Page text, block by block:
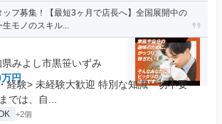
ッフ募集！【最短3ヶ月で店長へ】全国展開中の
モノのスキル...
みよし市黒笹いずみ
円
経験> 未経験大歓迎 特別な知識一切不要
では、自...
+2個